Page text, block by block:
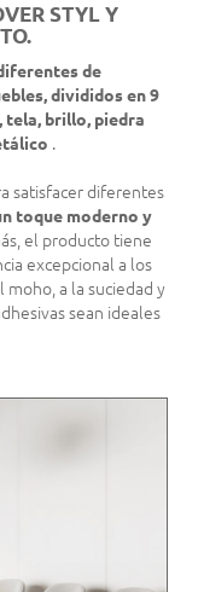
STYL Y
de
divididos en 9
tela, brillo, piedra
.
satisfacer diferentes
toque moderno y
el producto tiene
excepcional a los
moho, a la suciedad y
sean ideales